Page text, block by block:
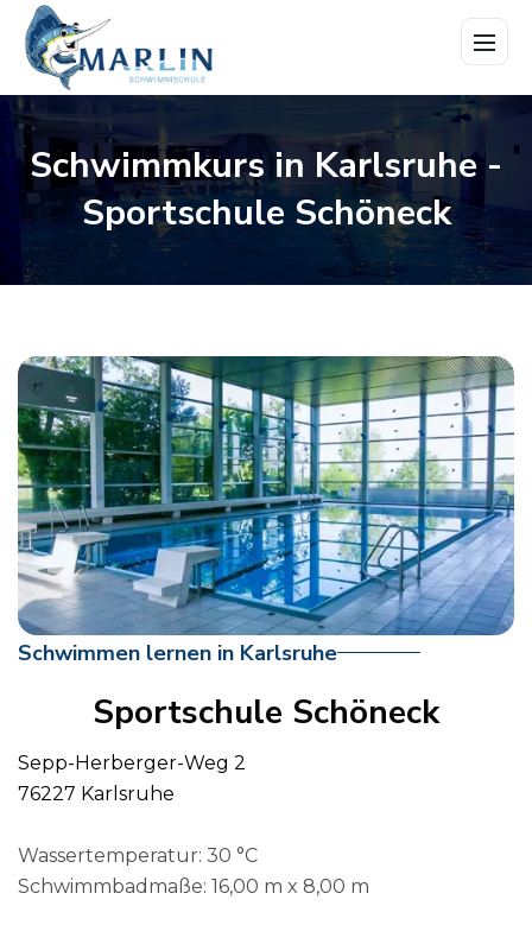
Menü
Schwimmkurs in Karlsruhe -
Sportschule Schöneck
Schwimmen lernen in Karlsruhe
Sportschule Schöneck
Sepp-Herberger-Weg 2
76227 Karlsruhe
Wassertemperatur: 30 °C
Schwimmbadmaße: 16,00 m x 8,00 m